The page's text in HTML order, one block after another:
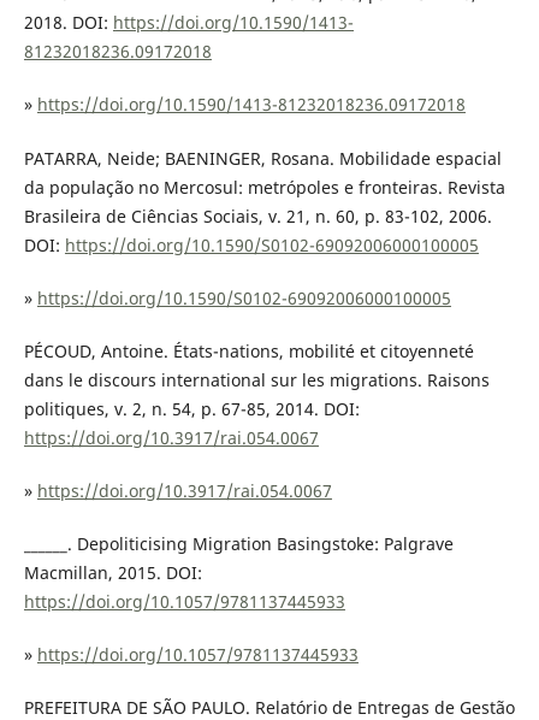
2018. DOI: https://doi.org/10.1590/1413-
81232018236.09172018
» https://doi.org/10.1590/1413-81232018236.09172018
PATARRA, Neide; BAENINGER, Rosana. Mobilidade espacial
da população no Mercosul: metrópoles e fronteiras. Revista
Brasileira de Ciências Sociais, v. 21, n. 60, p. 83-102, 2006.
DOI: https://doi.org/10.1590/S0102-69092006000100005
» https://doi.org/10.1590/S0102-69092006000100005
PÉCOUD, Antoine. États-nations, mobilité et citoyenneté
dans le discours international sur les migrations. Raisons
politiques, v. 2, n. 54, p. 67-85, 2014. DOI:
https://doi.org/10.3917/rai.054.0067
» https://doi.org/10.3917/rai.054.0067
______. Depoliticising Migration Basingstoke: Palgrave
Macmillan, 2015. DOI:
https://doi.org/10.1057/9781137445933
» https://doi.org/10.1057/9781137445933
PREFEITURA DE SÃO PAULO. Relatório de Entregas de Gestão